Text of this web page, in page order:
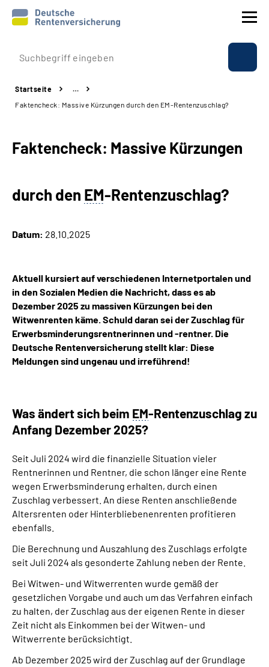
Prävention
Reha
Experten
Über uns & Presse
Suche
Language
Inhalte in Gebärdensprache (DGS)
Startseite
…
Faktencheck: Massive Kürzungen durch den EM-Rentenzuschlag?
Faktencheck: Massive Kürzungen
durch den EM-Rentenzuschlag?
Datum: 28.10.2025
Aktuell kursiert auf verschiedenen Internetportalen und
in den Sozialen Medien die Nachricht, dass es ab
Dezember 2025 zu massiven Kürzungen bei den
Witwenrenten käme. Schuld daran sei der Zuschlag für
Erwerbsminderungsrentnerinnen und -rentner. Die
Deutsche Rentenversicherung stellt klar: Diese
Meldungen sind ungenau und irreführend!
Was ändert sich beim EM-Rentenzuschlag zu
Anfang Dezember 2025?
Seit Juli 2024 wird die finanzielle Situation vieler
Rentnerinnen und Rentner, die schon länger eine Rente
wegen Erwerbsminderung erhalten, durch einen
Zuschlag verbessert. An diese Renten anschließende
Altersrenten oder Hinterbliebenenrenten profitieren
ebenfalls.
Die Berechnung und Auszahlung des Zuschlags erfolgte
seit Juli 2024 als gesonderte Zahlung neben der Rente.
Bei Witwen- und Witwerrenten wurde gemäß der
gesetzlichen Vorgabe und auch um das Verfahren einfach
zu halten, der Zuschlag aus der eigenen Rente in dieser
Zeit nicht als Einkommen bei der Witwen- und
Witwerrente berücksichtigt.
Ab Dezember 2025 wird der Zuschlag auf der Grundlage